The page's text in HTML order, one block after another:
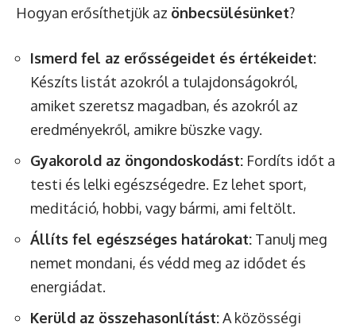
Hogyan erősíthetjük az önbecsülésünket?
Ismerd fel az erősségeidet és értékeidet:
Készíts listát azokról a tulajdonságokról,
amiket szeretsz magadban, és azokról az
eredményekről, amikre büszke vagy.
Gyakorold az öngondoskodást: Fordíts időt a
testi és lelki egészségedre. Ez lehet sport,
meditáció, hobbi, vagy bármi, ami feltölt.
Állíts fel egészséges határokat: Tanulj meg
nemet mondani, és védd meg az idődet és
energiádat.
Kerüld az összehasonlítást:A közösségi